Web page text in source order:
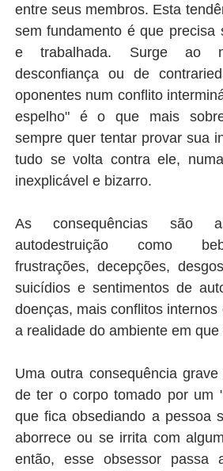
entre seus membros. Esta
sem fundamento é que precisa
e trabalhada. Surge ao
desconfiança ou de
oponentes num conflito
espelho" é o que mais
sempre quer tentar provar sua
tudo se volta contra ele,
inexplicável e bizarro.
As consequências são
autodestruição como
frustrações, decepções,
suicídios e sentimentos de
doenças, mais conflitos internos
a realidade do ambiente em que
Uma outra consequência
de ter o corpo tomado por um
que fica obsediando a pessoa
aborrece ou se irrita com
então, esse obsessor passa